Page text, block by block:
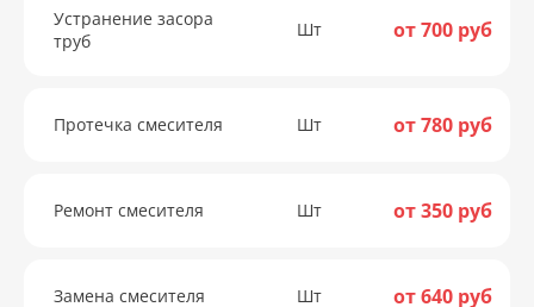
Устранение засора
труб
Шт от 700 руб
Протечка смесителя Шт от 780 руб
Ремонт смесителя Шт от 350 руб
Замена смесителя Шт от 640 руб